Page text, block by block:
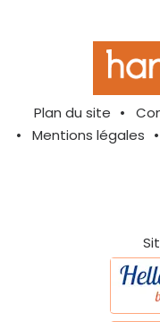
Plan du site
Mentions légales